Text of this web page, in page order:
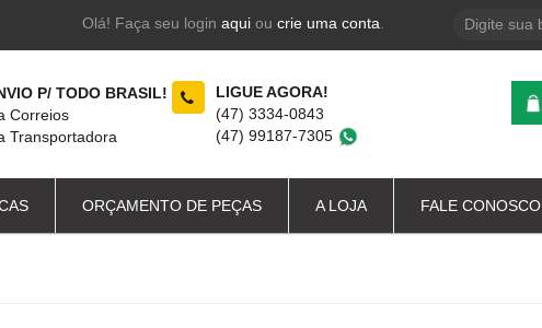
Olá! Faça seu login aquiou crie uma conta
P/ TODO BRASIL!
Correios
Transportadora
LIGUE AGORA!
(47) 3334-0843
(47) 99187-7305
ORÇAMENTO DE PEÇAS A LOJA FALE CONOSCO